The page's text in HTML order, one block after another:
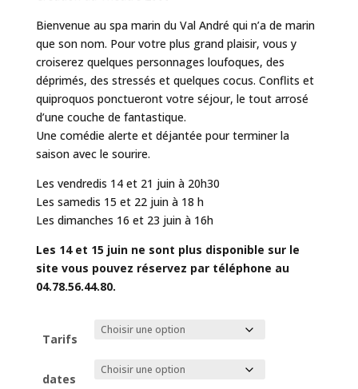
Bienvenue au spa marin du Val André qui n’a de marin
que son nom. Pour votre plus grand plaisir, vous y
croiserez quelques personnages loufoques, des
déprimés, des stressés et quelques cocus. Conflits et
quiproquos ponctueront votre séjour, le tout arrosé
d’une couche de fantastique.
Une comédie alerte et déjantée pour terminer la
saison avec le sourire.
Les vendredis 14 et 21 juin à 20h30
Les samedis 15 et 22 juin à 18 h
Les dimanches 16 et 23 juin à 16h
Les 14 et 15 juin ne sont plus disponible sur le
site vous pouvez réservez par téléphone au
04.78.56.44.80.
Tarifs
dates